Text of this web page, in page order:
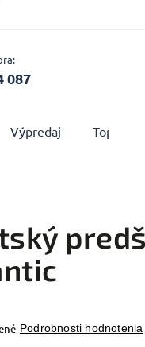
087
Výpredaj Top
Podrobnosti hodnotenia